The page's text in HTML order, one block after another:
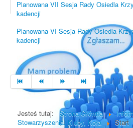
Planowana VII Sesja Rady Osiedla
kadencji
Planowana VI Sesja Rady Osiedla
kadencji
Jesteś tutaj: Strona Główna
Stowarzyszenia, Kluby, Koła
Start